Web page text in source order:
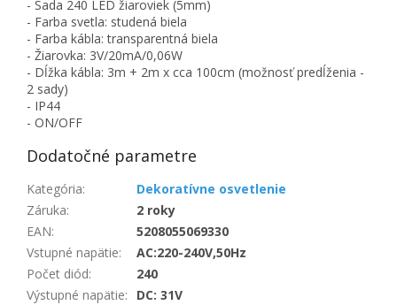
- Sada 240 LED žiaroviek (5mm)
- Farba svetla: studená biela
- Farba kábla: transparentná biela
- Žiarovka: 3V/20mA/0,06W
- Dĺžka kábla: 3m + 2m x cca 100cm (možnosť predĺženia -
2 sady)
- IP44
- ON/OFF
Dodatočné parametre
Kategória:
Dekoratívne osvetlenie
Záruka:
2 roky
EAN:
5208055069330
Vstupné napätie:
AC:220-240V,50Hz
Počet diód:
240
Výstupné napätie:
DC: 31V